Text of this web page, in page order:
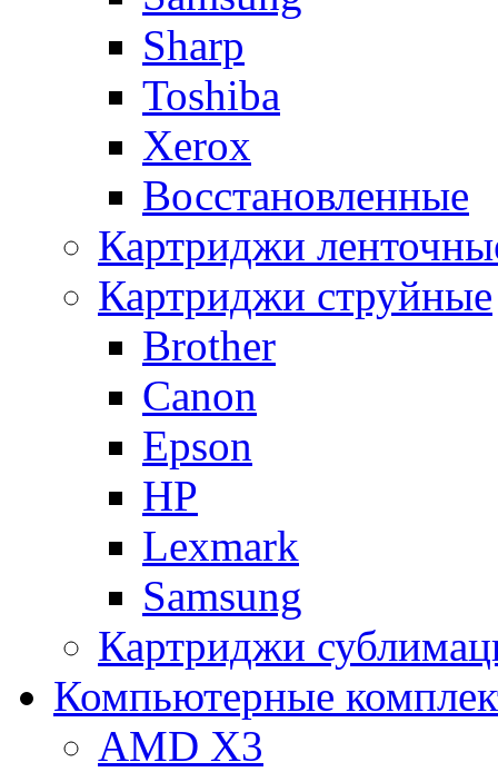
Sharp
Toshiba
Xerox
Восстановленные
Картриджи
Картриджи струйные
Brother
Canon
Epson
HP
Lexmark
Samsung
Картриджи
Компьютерные
AMD X3